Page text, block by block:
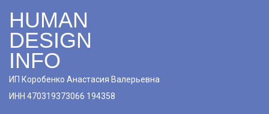
HUMAN
DESIGN
INFO
ИП Коробенко Анастасия Валерьевна
ИНН 470319373066 194358